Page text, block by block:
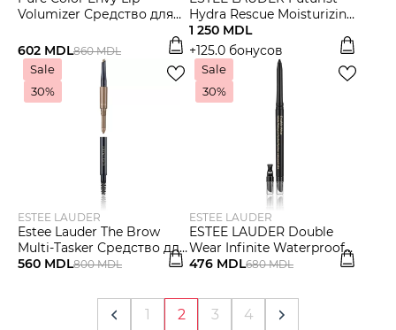
Volumizer Средство для
602 MDL860 MDL
Hydra Rescue Moisturizing
SPF 45 тональный крем
1 250 MDL
+125.0 бонусов
Sale
30%
ESTEE LAUDER
Estee Lauder The Brow
Multi-Tasker Средство для
макияжа бровей
560 MDL800 MDL
Sale
30%
ESTEE LAUDER
ESTEE LAUDER Double
Wear Infinite Waterproof
Eyeliner карандаш-
476 MDL680 MDL
1 2 3 4